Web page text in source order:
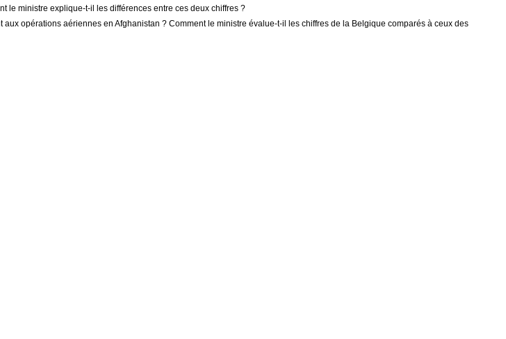
le ministre explique-t-il les différences entre ces deux chiffres ?
opérations aériennes en Afghanistan ? Comment le ministre évalue-t-il les chiffres de la Belgique comparés à ceux des